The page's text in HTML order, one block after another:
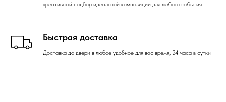
креативный подбор идеальной композиции для любого события
Быстрая доставка
Доставка до двери в любое удобное для вас время, 24 часа в сутки